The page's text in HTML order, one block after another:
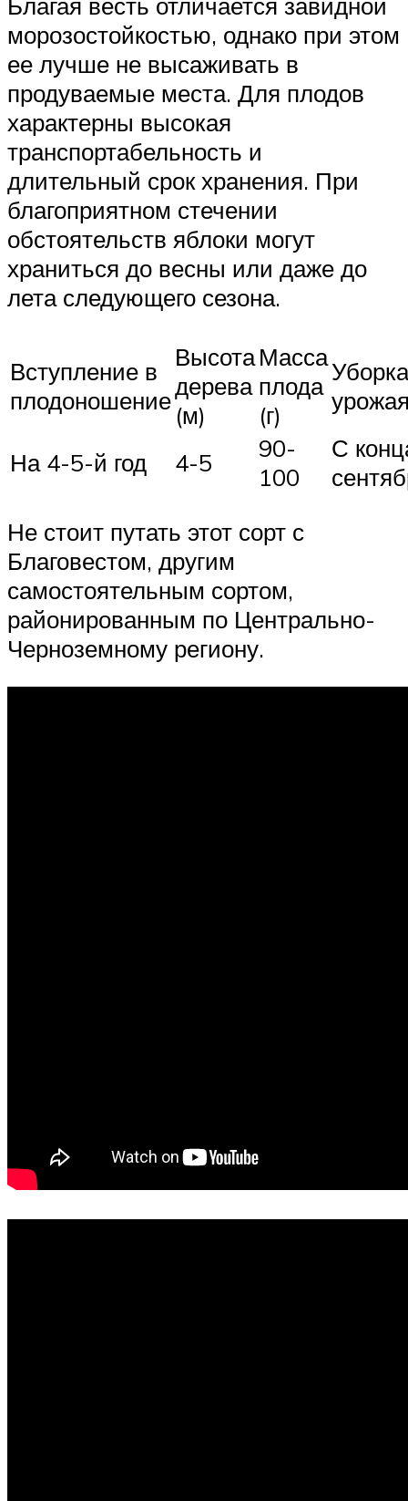
морозостойкостью, однако при этом
ее лучше не высаживать в
продуваемые места. Для плодов
характерны высокая
транспортабельность и
длительный срок хранения. При
благоприятном стечении
обстоятельств яблоки могут
храниться до весны или даже до
лета следующего сезона.
Вступление в
плодоношение
Высота
дерева
(м)
Масса
плода
(г)
Уборка
На 4-5-й год 4-5
90-
100
С
Не стоит путать этот сорт с
Благовестом, другим
самостоятельным сортом,
районированным по Центрально-
Черноземному региону.